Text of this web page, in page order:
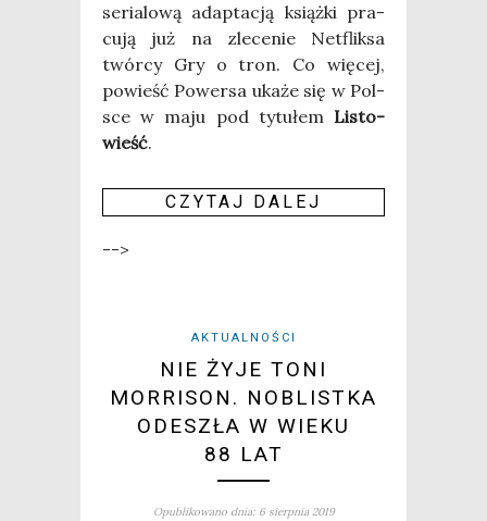
seria­lo­wą adap­ta­cją książ­ki pra­
cu­ją już na zle­ce­nie Net­flik­sa
twór­cy Gry o tron. Co wię­cej,
powieść Power­sa uka­że się w Pol­
sce w maju pod tytu­łem Listo­
wieść.
CZY­TAJ DALEJ
-->
AKTUALNOŚCI
NIE ŻYJE TONI
MORRISON. NOBLISTKA
ODESZŁA W WIEKU
88 LAT
Opublikowano dnia: 6 sierpnia 2019